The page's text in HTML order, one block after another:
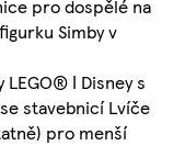
pro dospělé na
Simby v
ǀ Disney s
stavebnicí Lvíče
pro menší